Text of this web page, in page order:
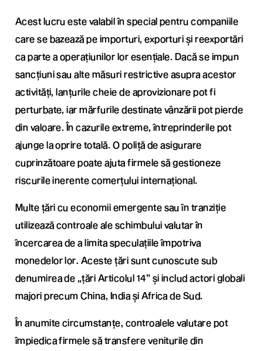
Acest lucru este valabil în special pentru companiile
care se bazează pe importuri, exporturi și reexportări
ca parte a operațiunilor lor esențiale. Dacă se impun
sancțiuni sau alte măsuri restrictive asupra acestor
activități, lanțurile cheie de aprovizionare pot fi
perturbate, iar mărfurile destinate vânzării pot pierde
din valoare. În cazurile extreme, întreprinderile pot
ajunge la oprire totală. O poliță de asigurare
cuprinzătoare poate ajuta firmele să gestioneze
riscurile inerente comerțului internațional.
Multe țări cu economii emergente sau în tranziție
utilizează controale ale schimbului valutar în
încercarea de a limita speculațiile împotriva
monedelor lor. Aceste țări sunt cunoscute sub
denumirea de „țări Articolul 14” și includ actori globali
majori precum China, India și Africa de Sud.
În anumite circumstanțe, controalele valutare pot
împiedica firmele să transfere veniturile din